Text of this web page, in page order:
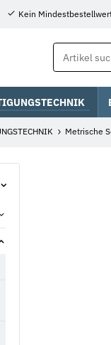
Kein
Metrische